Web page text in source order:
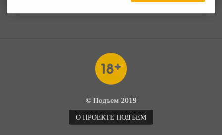
© Подъем 2019
О ПРОЕКТЕ ПОДЪЕМ